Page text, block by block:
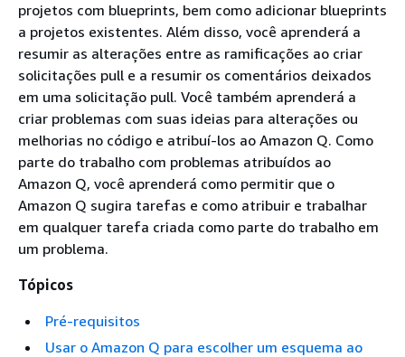
projetos com blueprints, bem como adicionar blueprints
a projetos existentes. Além disso, você aprenderá a
resumir as alterações entre as ramificações ao criar
solicitações pull e a resumir os comentários deixados
em uma solicitação pull. Você também aprenderá a
criar problemas com suas ideias para alterações ou
melhorias no código e atribuí-los ao Amazon Q. Como
parte do trabalho com problemas atribuídos ao
Amazon Q, você aprenderá como permitir que o
Amazon Q sugira tarefas e como atribuir e trabalhar
em qualquer tarefa criada como parte do trabalho em
um problema.
Tópicos
Pré-requisitos
Usar o Amazon Q para escolher um esquema ao